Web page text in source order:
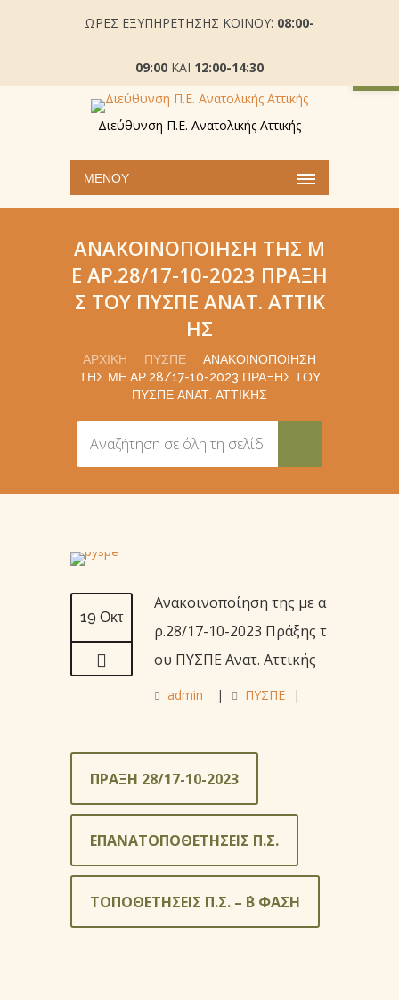
ΩΡΕΣ ΕΞΥΠΗΡΕΤΗΣΗΣ ΚΟΙΝΟΥ: 08:00-
09:00 ΚΑΙ 12:00-14:30
Διεύθυνση Π.Ε. Ανατολικής Αττικής
ΜΕΝΟΎ
ΑΝΑΚΟΙΝΟΠΟΊΗΣΗ ΤΗΣ Μ
Ε ΑΡ.28/17-10-2023 ΠΡΆΞΗ
Σ ΤΟΥ ΠΥΣΠΕ ΑΝΑΤ. ΑΤΤΙΚ
ΉΣ
ΑΡΧΙΚΉ ΠΥΣΠΕ
ΑΝΑΚΟΙΝΟΠΟΊΗΣΗ
ΤΗΣ ΜΕ ΑΡ.28/17-10-2023 ΠΡΆΞΗΣ ΤΟΥ
ΠΥΣΠΕ ΑΝΑΤ. ΑΤΤΙΚΉΣ
19 Οκτ
Ανακοινοποίηση της με α
ρ.28/17-10-2023 Πράξης τ
ου ΠΥΣΠΕ Ανατ. Αττικής
admin_ | ΠΥΣΠΕ |
ΠΡΑΞΗ 28/17-10-2023
ΕΠΑΝΑΤΟΠΟΘΕΤΗΣΕΙΣ Π.Σ.
ΤΟΠΟΘΕΤΗΣΕΙΣ Π.Σ. – ΄Β ΦΑΣΗ